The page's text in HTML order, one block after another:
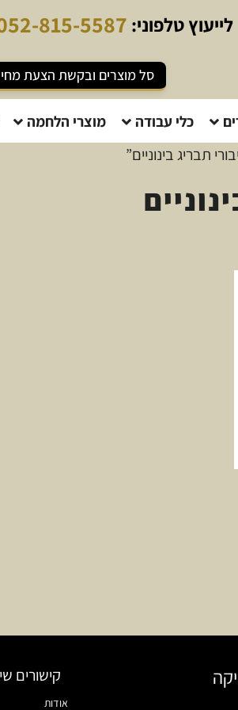
לייעוץטלפוני: 52-815-5587
סל מוצרים ובקשת הצעת
כלי עבודה מוצרי הלחמה
תבריג בינוניים”
קישורים
אודות